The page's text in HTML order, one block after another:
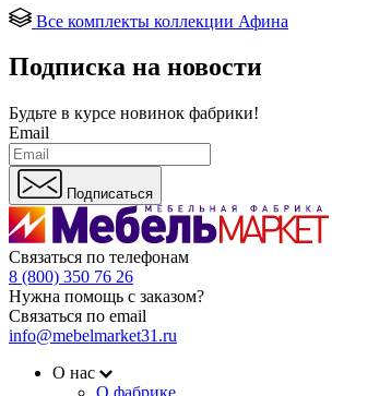
Все комплекты коллекции Афина
Подписка на новости
Будьте в курсе новинок фабрики!
Email
Подписаться
Связаться по телефонам
8 (800) 350 76 26
Нужна помощь с заказом?
Связаться по email
info@mebelmarket31.ru
О нас